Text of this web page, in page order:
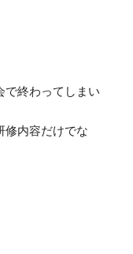
で終わってしまい
修内容だけでな